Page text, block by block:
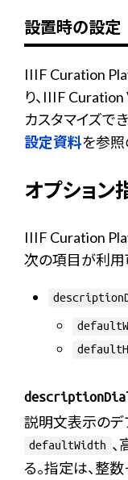
設置時の設定
IIIF Curation
り、IIIF
カスタマイズでき
設定資料を参照
オプション
IIIF Curation
次の項目が利用
説明文表示のデ
defaultWidth 、
る。指定は、整